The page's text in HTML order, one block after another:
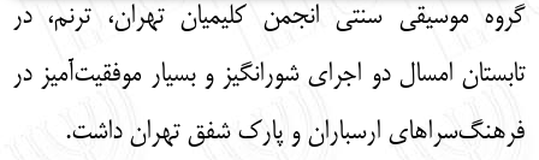
گروه موسیقی سنتی انجمن کلیمیان تهران، ترنم، در
تابستان امسال دو اجرای شورانگیز و بسیار موفقیت‌آمیز در
فرهنگ‌سراهای ارسباران و پارک شفق تهران داشت.